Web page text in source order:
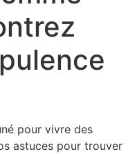
pour vivre des
astuces pour trouver